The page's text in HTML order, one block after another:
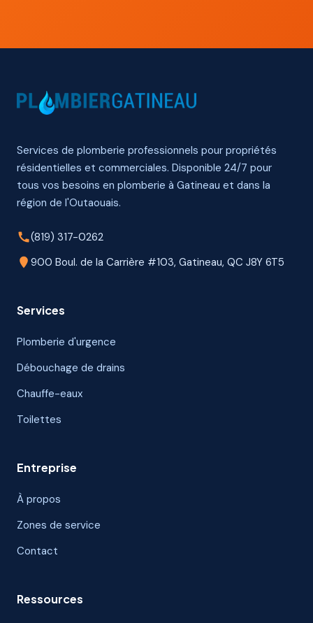
Services de plomberie professionnels pour propriétés
résidentielles et commerciales. Disponible 24/7 pour
tous vos besoins en plomberie à Gatineau et dans la
région de l'Outaouais.
(819) 317-0262
900 Boul. de la Carrière #103, Gatineau, QC J8Y 6T5
Services
Plomberie d'urgence
Débouchage de drains
Chauffe-eaux
Toilettes
Entreprise
À propos
Zones de service
Contact
Ressources